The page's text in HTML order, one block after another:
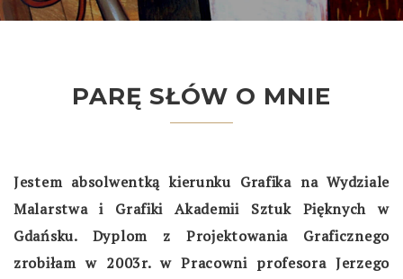
PARĘ SŁÓW O MNIE
Jestem absolwentką kierunku Grafika na Wydziale
Malarstwa i Grafiki Akademii Sztuk Pięknych w
Gdańsku. Dyplom z Projektowania Graficznego
zrobiłam w 2003r. w Pracowni profesora Jerzego